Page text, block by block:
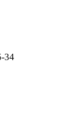
34